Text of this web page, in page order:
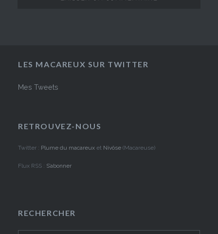
LES MACAREUX SUR TWITTER
Mes Tweets
RETROUVEZ-NOUS
Twitter : Plume du macareux et Nivôse(Macareuse)
Flux RSS : S’abonner
RECHERCHER